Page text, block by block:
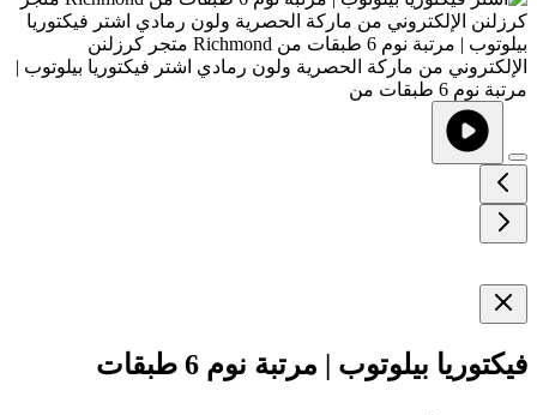
فيكتوريا بيلوتوب | مرتبة نوم 6 طبقات